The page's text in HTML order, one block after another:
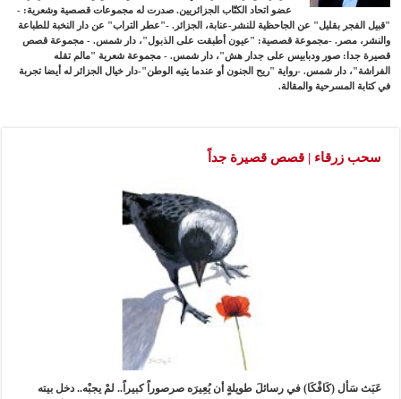
عضو اتحاد الكتّاب الجزائريين. صدرت له مجموعات قصصية وشعرية: -
"قبيل الفجر بقليل" عن الجاحظية للنشر-عنابة، الجزائر. -"عطر التراب" عن دار النخبة للطباعة
والنشر، مصر. -مجموعة قصصية: "عيون أطبقت على الذبول"، دار شمس. - مجموعة قصص
قصيرة جدا: صور ودبابيس على جدار هش"، دار شمس. - مجموعة شعرية "مالم تقله
الفراشة"، دار شمس. -رواية "ريح الجنون أو عندما يتيه الوطن"-دار خيال الجزائر له أيضا تجربة
في كتابة المسرحية والمقالة.
سحب زرقاء | قصص قصيرة جداً
عَبَث سَأل (كَافْكَا) في رسائلَ طويلةٍ أن يُعِيرَه صرصوراً كبيراً.. لمْ يجبْه.. دخل بيته